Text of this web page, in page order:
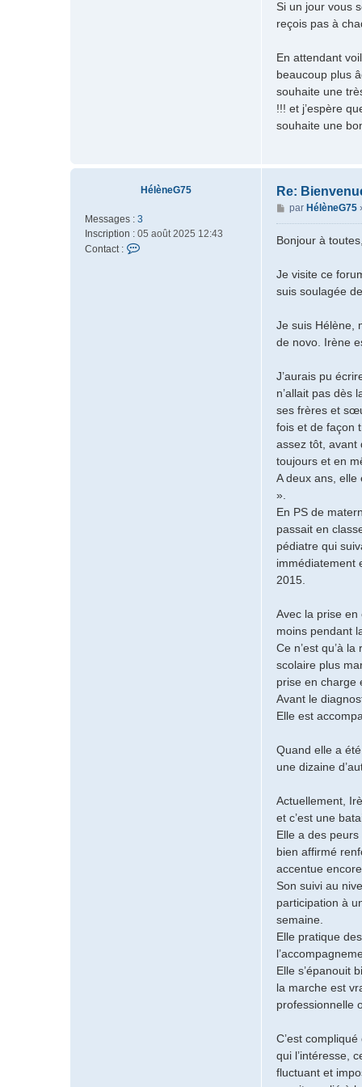
Si un jour vous
reçois pas à
En attendant
beaucoup plus
souhaite une
!!! et j’espère
souhaite une
HélèneG75
Messages : 3
Inscription : 05 août 2025 12:43
Contact :
Re:
M
e
s
g
e
par HélèneG75
Bonjour à
Je visite ce
suis soulagée
Je suis Hélène,
de novo. Irène
J’aurais pu
n’allait pas dès
ses frères et
fois et de façon
assez tôt, avant
toujours et en
A deux ans,
».
En PS de
passait en
pédiatre qui
immédiatement
2015.
Avec la prise en
moins pendant
Ce n’est qu’à
scolaire plus
prise en charge
Avant le
Elle est
Quand elle a
une dizaine
Actuellement,
et c’est une
Elle a des
bien affirmé
accentue
Son suivi au
participation à
semaine.
Elle pratique
Elle s’épanouit
la marche est
professionnelle
C’est
qui l’intéresse,
fluctuant et